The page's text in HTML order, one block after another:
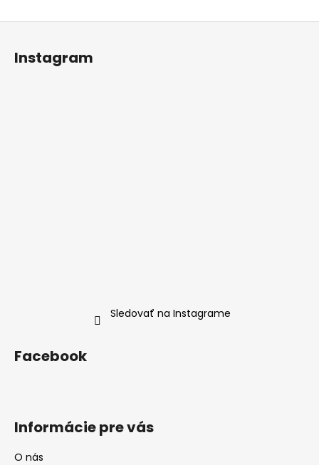
Z
Instagram
Sledovať na Instagrame
Facebook
Informácie pre vás
O nás